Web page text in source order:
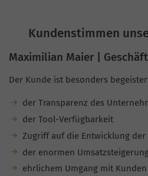
Kundenstimmen
Maximilian Maier |
Der Kunde ist besonders
der Transparenz des
der Tool-Verfügbarkeit
Zugriff auf die Entwicklung der
der enormen
ehrlichem Umgang mit Kunden